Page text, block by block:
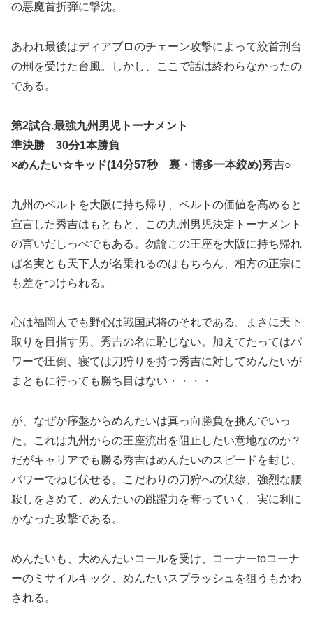
の悪魔首折弾に撃沈。
あわれ最後はディアブロのチェーン攻撃によって絞首刑台
の刑を受けた台風。しかし、ここで話は終わらなかったの
である。
第2試合.最強九州男児トーナメント
準決勝 30分1本勝負
×めんたい☆キッド(14分57秒 裏・博多一本絞め)秀吉○
九州のベルトを大阪に持ち帰り、ベルトの価値を高めると
宣言した秀吉はもともと、この九州男児決定トーナメント
の言いだしっぺでもある。勿論この王座を大阪に持ち帰れ
ば名実とも天下人が名乗れるのはもちろん、相方の正宗に
も差をつけられる。
心は福岡人でも野心は戦国武将のそれである。まさに天下
取りを目指す男、秀吉の名に恥じない。加えてたってはパ
ワーで圧倒、寝ては刀狩りを持つ秀吉に対してめんたいが
まともに行っても勝ち目はない・・・・
が、なぜか序盤からめんたいは真っ向勝負を挑んでいっ
た。これは九州からの王座流出を阻止したい意地なのか？
だがキャリアでも勝る秀吉はめんたいのスピードを封じ、
パワーでねじ伏せる。こだわりの刀狩への伏線、強烈な腰
殺しをきめて、めんたいの跳躍力を奪っていく。実に利に
かなった攻撃である。
めんたいも、大めんたいコールを受け、コーナーtoコーナ
ーのミサイルキック、めんたいスプラッシュを狙うもかわ
される。